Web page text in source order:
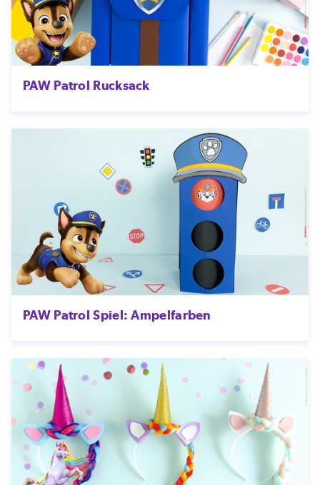
PAW Patrol Rucksack
PAW Patrol Spiel: Ampelfarben